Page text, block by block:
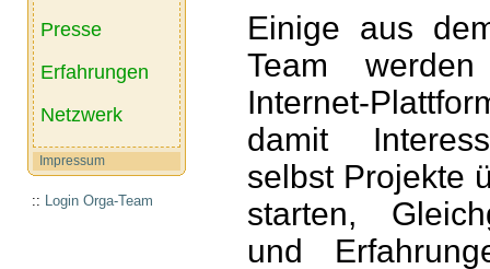
Presse
Erfahrungen
Netzwerk
Impressum
:: Login Orga-Team
Einige aus
Team
Internet-
damit
selbst Projekte
starten,
und